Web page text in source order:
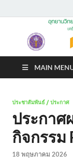
อุทยา
มหาวิ
สงคราม
MAIN
ประชาสัมพันธ์ / ประกาศ
ประกาศ
กิจกรรม
18 พฤษภาคม 2026